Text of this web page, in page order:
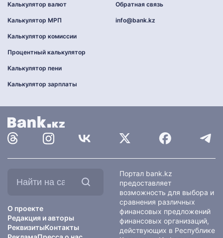
Калькулятор валют
Калькулятор МРП
Калькулятор комиссии
Процентный калькулятор
Калькулятор пени
Калькулятор зарплаты
Обратная связь
info@bank.kz
О проекте
Редакция и авторы
РеквизитыКонтакты
Портал bank.kz
предоставляет
возможность для выбора и
сравнения различных
финансовых предложений
финансовых организаций,
действующих в Республике